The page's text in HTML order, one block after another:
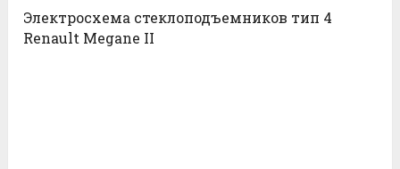
Электросхема стеклоподъемников тип 4
Renault Megane II